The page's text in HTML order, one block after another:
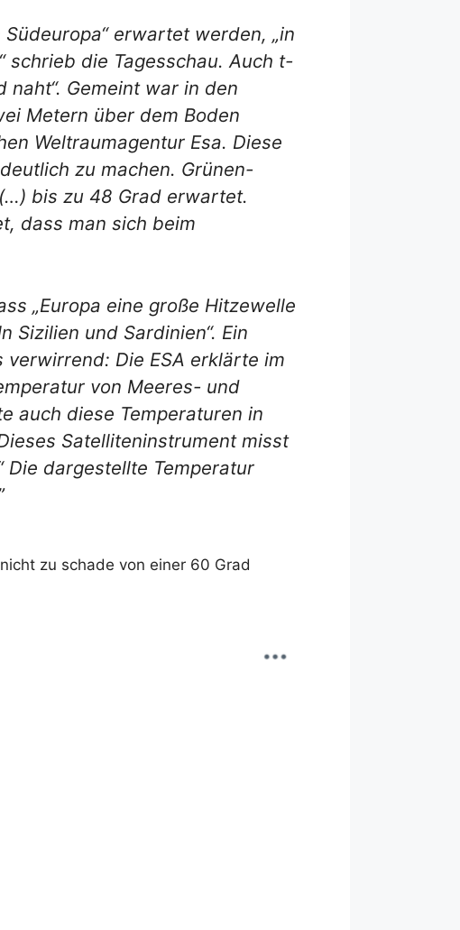
erwartet werden, „in
schrieb die Tagesschau. Auch t-
Gemeint war in den
Metern über dem Boden
Weltraumagentur Esa. Diese
zu machen. Grünen-
bis zu 48 Grad erwartet.
dass man sich beim
„Europa eine große Hitzewelle
und Sardinien“. Ein
Die ESA erklärte im
von Meeres- und
auch diese Temperaturen in
Satelliteninstrument misst
Die dargestellte Temperatur
zu schade von einer 60 Grad